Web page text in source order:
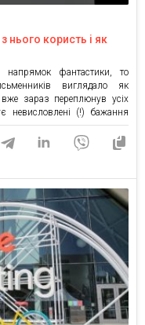
нього користь і як
напрямок фантастики, то
виглядало як
зараз переплюнув усіх
невисловлені (!) бажання
інформацію одразу після
якихось кнопок. Диво